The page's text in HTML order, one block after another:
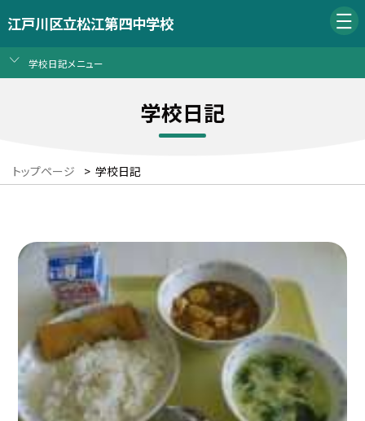
江戸川区立松江第四中学校
学校日記メニュー
学校日記
トップページ > 学校日記